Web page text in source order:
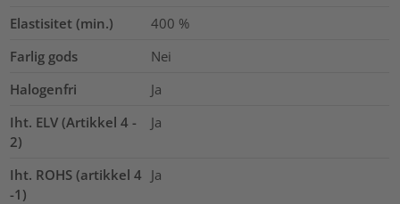
Elastisitet (min.) 400 %
Farlig gods
Nei
Halogenfri
Ja
Iht. ELV (Artikkel 4 -
2)
Ja
Iht. ROHS (artikkel 4
-1)
Ja